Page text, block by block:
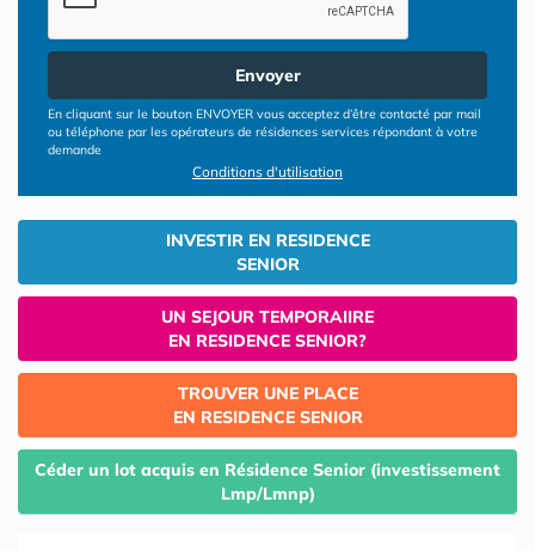
Envoyer
En cliquant sur le bouton ENVOYER vous acceptez d’être contacté par mail
ou téléphone par les opérateurs de résidences services répondant à votre
demande
Conditions d'utilisation
INVESTIR EN RESIDENCE
SENIOR
UN SEJOUR TEMPORAIIRE
EN RESIDENCE SENIOR?
TROUVER UNE PLACE
EN RESIDENCE SENIOR
Céder un lot acquis en Résidence Senior (investissement
Lmp/Lmnp)